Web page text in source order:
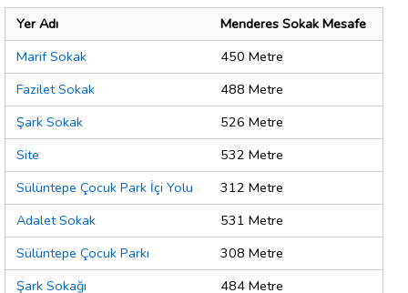
Yer Adı
Menderes Sokak Mesafe
Marif Sokak
450 Metre
Fazilet Sokak
488 Metre
Şark Sokak
526 Metre
Site
532 Metre
Sülüntepe Çocuk Park İçi Yolu
312 Metre
Adalet Sokak
531 Metre
Sülüntepe Çocuk Parkı
308 Metre
Şark Sokağı
484 Metre